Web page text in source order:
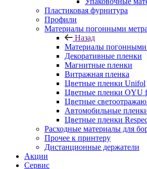
Пластиковая фурнитура
Профили
Материалы погонными
Назад
Материалы погонными
Декоративные пленки
Магнитные пленки
Витражная пленка
Цветные пленки Unifol
Цветные пленки OYU
Цветные
Автомобильные
Цветные пленки
Расходные материалы для
Прочее к принтеру
Дистанционные держатели
Акции
Сервис